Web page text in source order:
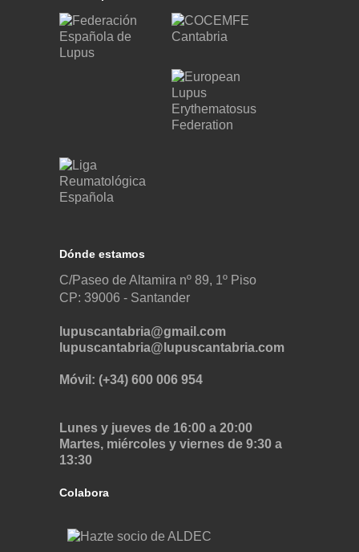
Dónde estamos
C/Paseo de Altamira nº 89, 1º Piso
CP: 39006 - Santander
lupuscantabria@gmail.com
lupuscantabria@lupuscantabria.com
Móvil: (+34) 600 006 954
Lunes y jueves de 16:00 a 20:00
Martes, miércoles y viernes de 9:30 a
13:30
Colabora